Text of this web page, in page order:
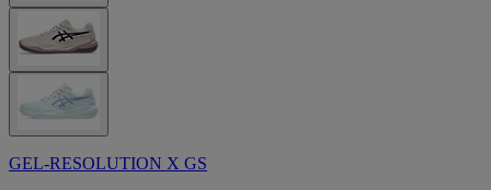
GEL-RESOLUTION X GS